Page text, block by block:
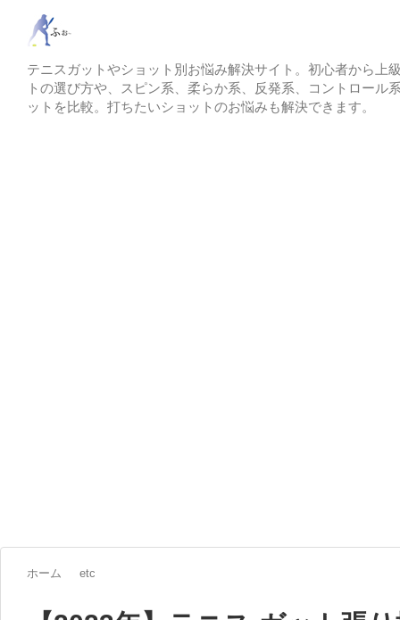
テニスガットやショット別お悩み解決サイト。初心者から上
トの選び方や、スピン系、柔らか系、反発系、コントロール
ットを比較。打ちたいショットのお悩みも解決できます。
ホーム etc